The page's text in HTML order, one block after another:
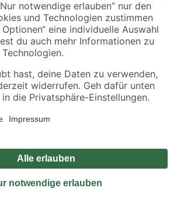
gesetzl. MwSt.. Die dargestellten Angebote sind unter
verfügbar. Die angegebenen Verfügbarkeiten beziehen
reicht.
gilt nicht für Artikel mit Speditionsversand, hier
Impressum
Widerrufsrecht
Vertrag widerrufen